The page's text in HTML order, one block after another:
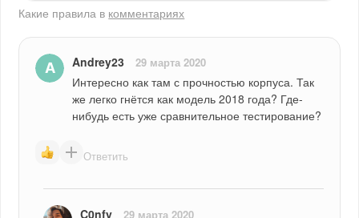
Какие правила в комментариях
Andrey23 29 марта 2020
Интересно как там с прочностью корпуса. Так
же легко гнётся как модель 2018 года? Где-
нибудь есть уже сравнительное тестирование?
Ответить
C0nfy 29 марта 2020